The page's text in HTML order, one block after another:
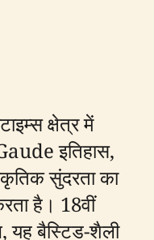
क्षेत्र में
इतिहास,
सुंदरता का
है। 18वीं
यह बैस्टिड-शैली